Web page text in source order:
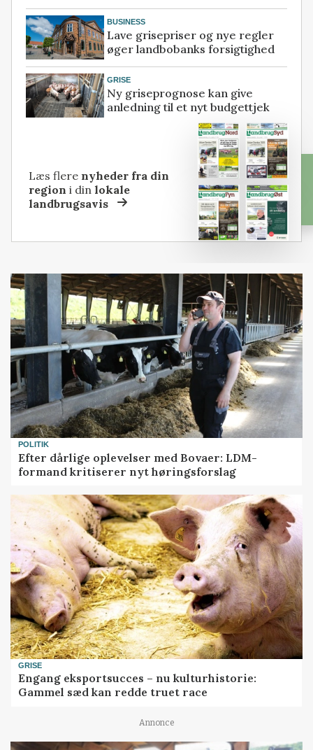
BUSINESS
Lave grisepriser og nye regler
øger landbobanks forsigtighed
GRISE
Ny griseprognose kan give
anledning til et nyt budgettjek
Læs flere nyheder fra din
region i dinlokale
landbrugsavis
POLITIK
Efter dårlige oplevelser med Bovaer: LDM-
formand kritiserer nyt høringsforslag
GRISE
Engang eksportsucces – nu kulturhistorie:
Gammel sæd kan redde truet race
Annonce